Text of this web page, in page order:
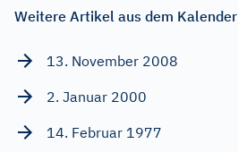
Weitere Artikel aus dem Kalender
13. November 2008
2. Januar 2000
14. Februar 1977